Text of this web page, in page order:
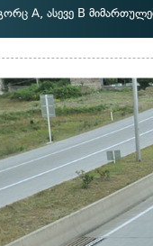
A, ასევე B